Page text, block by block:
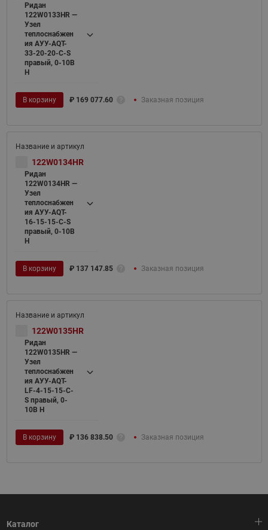
Ридан
122W0133HR —
Узел
теплоснабжен
ия АУУ-AQT-
33-20-20-C-S
правый, 0-10В
H
В корзину ₽ 169 077.60 Заказная позиция
122W0134HR
Ридан
122W0134HR —
Узел
теплоснабжен
ия АУУ-AQT-
16-15-15-C-S
правый, 0-10В
H
В корзину ₽ 137 147.85 Заказная позиция
122W0135HR
Ридан
122W0135HR —
Узел
теплоснабжен
ия АУУ-AQT-
LF-4-15-15-C-
S правый, 0-
10В H
В корзину ₽ 136 838.50 Заказная позиция
Каталог